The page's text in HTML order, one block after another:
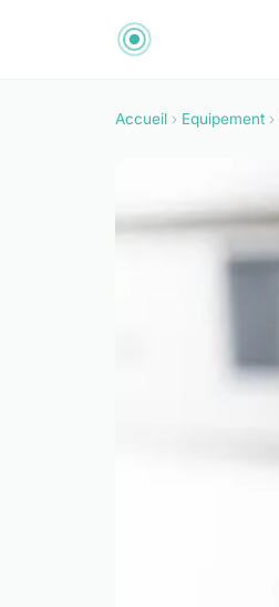
Accueil › Equipement ›